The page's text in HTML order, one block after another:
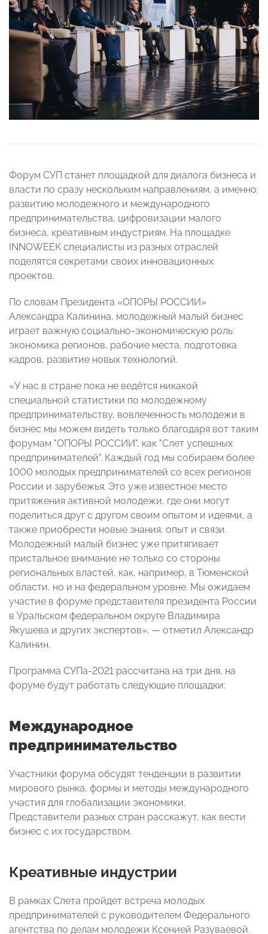
Форум СУП станет площадкой для диалога бизнеса и
власти по сразу нескольким направлениям, а именно:
развитию молодежного и международного
предпринимательства, цифровизации малого
бизнеса, креативным индустриям. На площадке
INNOWEEK специалисты из разных отраслей
поделятся секретами своих инновационных
проектов.
По словам Президента «ОПОРЫ РОССИИ»
Александра Калинина, молодежный малый бизнес
играет важную социально-экономическую роль:
экономика регионов, рабочие места, подготовка
кадров, развитие новых технологий.
«У нас в стране пока не ведётся никакой
специальной статистики по молодежному
предпринимательству, вовлеченность молодежи в
бизнес мы можем видеть только благодаря вот таким
форумам "ОПОРЫ РОССИИ", как "Слет успешных
предпринимателей". Каждый год мы собираем более
1000 молодых предпринимателей со всех регионов
России и зарубежья. Это уже известное место
притяжения активной молодежи, где они могут
поделиться друг с другом своим опытом и идеями, а
также приобрести новые знания, опыт и связи.
Молодежный малый бизнес уже притягивает
пристальное внимание не только со стороны
региональных властей, как, например, в Тюменской
области, но и на федеральном уровне. Мы ожидаем
участие в форуме представителя президента России
в Уральском федеральном округе Владимира
Якушева и других экспертов», — отметил Александр
Калинин.
Программа СУПа-2021 рассчитана на три дня, на
форуме будут работать следующие площадки:
Международное
предпринимательство
Участники форума обсудят тенденции в развитии
мирового рынка, формы и методы международного
участия для глобализации экономики.
Представители разных стран расскажут, как вести
бизнес с их государством.
Креативные индустрии
В рамках Слета пройдет встреча молодых
предпринимателей с руководителем Федерального
агентства по делам молодежи Ксенией Разуваевой.